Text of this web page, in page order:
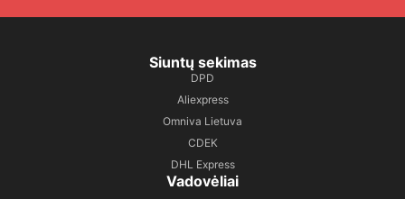
Siuntų sekimas
DPD
Aliexpress
Omniva Lietuva
CDEK
DHL Express
Vadovėliai